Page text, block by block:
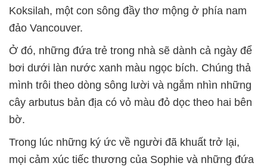
Koksilah, một con sông đầy thơ mộng ở phía nam
đảo Vancouver.
Ở đó, những đứa trẻ trong nhà sẽ dành cả ngày để
bơi dưới làn nước xanh màu ngọc bích. Chúng thả
mình trôi theo dòng sông lười và ngắm nhìn những
cây arbutus bản địa có vỏ màu đỏ dọc theo hai bên
bờ.
Trong lúc những ký ức về người đã khuất trở lại,
mọi cảm xúc tiếc thương của Sophie và những đứa